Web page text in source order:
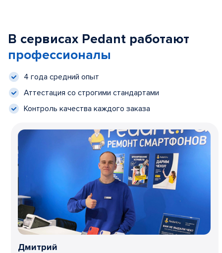
В сервисах Pedant работают
профессионалы
4 года средний опыт
Аттестация со строгими стандартами
Контроль качества каждого заказа
Дмитрий